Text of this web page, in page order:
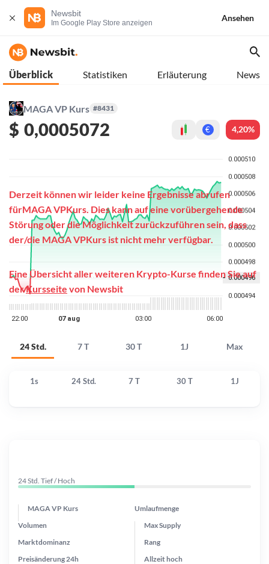
Newsbit
Im Google Play Store anzeigen
Ansehen
Überblick Statistiken Erläuterung News
MAGA VP Kurs #8431
$ 0,0005072 € 4,20%
24 Std. 7 T 30 T 1J Max
Derzeit können wir leider keine Ergebnisse abrufen
fürMAGA VPKurs. Dies kann auf eine vorübergehende
Störung oder die Möglichkeit zurückzuführen sein, dass
der/die MAGA VPKurs ist nicht mehr verfügbar.
Eine Übersicht aller weiteren Krypto-Kurse finden Sie auf
derKursseite von Newsbit
1s 24 Std. 7 T 30 T 1J
24 Std. Tief / Hoch
MAGA VP Kurs Umlaufmenge
Preisänderung 24h
Max Supply
Marktdominanz
Volumen
Rang
Allzeithoch